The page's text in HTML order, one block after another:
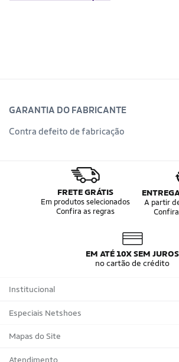
GARANTIA DO FABRICANTE
Contra defeito de fabricação
FRETE GRÁTIS
Em produtos selecionados
Confira as regras
A partir
EM ATÉ 10X SEM JUROS
no cartão de crédito
Institucional
Sobre a Netshoes
Política de Privacidade
Programa de Afiliados
Especiais Netshoes
Suplementos
Corrida
Mapas do Site
Marcas
Atendimento